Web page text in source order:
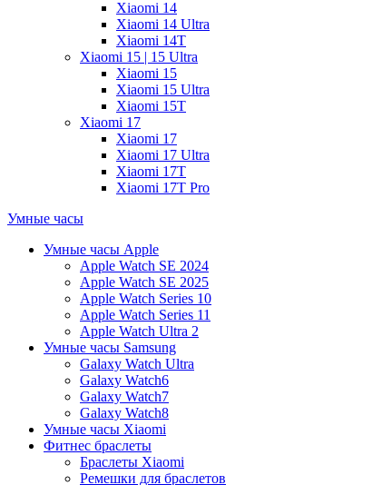
Xiaomi 14
Xiaomi 14 Ultra
Xiaomi 14T
Xiaomi 15 | 15 Ultra
Xiaomi 15
Xiaomi 15 Ultra
Xiaomi 15T
Xiaomi 17
Xiaomi 17
Xiaomi 17 Ultra
Xiaomi 17T
Xiaomi 17T Pro
Умные часы
Умные часы Apple
Apple Watch SE 2024
Apple Watch SE 2025
Apple Watch Series 10
Apple Watch Series 11
Apple Watch Ultra 2
Умные часы Samsung
Galaxy Watch Ultra
Galaxy Watch6
Galaxy Watch7
Galaxy Watch8
Умные часы Xiaomi
Фитнес браслеты
Браслеты Xiaomi
Ремешки для браслетов